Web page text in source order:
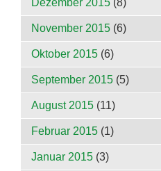
November 2015 (6)
Oktober 2015 (6)
September 2015 (5)
August 2015 (11)
Februar 2015 (1)
Januar 2015 (3)